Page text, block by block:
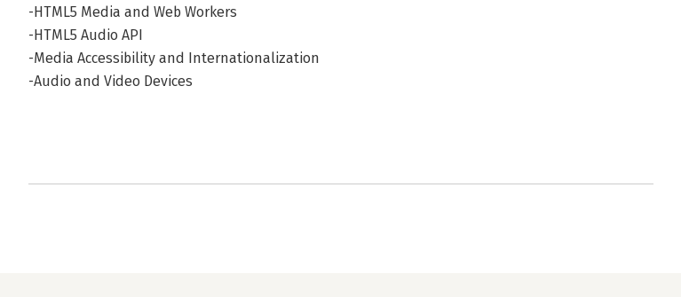
-HTML5 Media and Web Workers
-HTML5 Audio API
-Media Accessibility and Internationalization
-Audio and Video Devices